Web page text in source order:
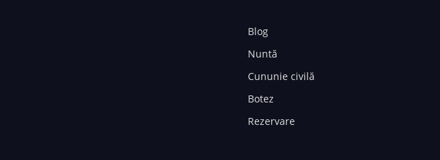
Blog
Nuntă
Cununie civilă
Botez
Rezervare